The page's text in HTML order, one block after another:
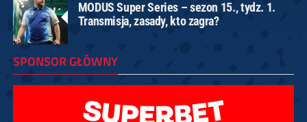
MODUS Super Series – sezon 15., tydz. 1.
Transmisja, zasady, kto zagra?
SPONSOR GŁÓWNY